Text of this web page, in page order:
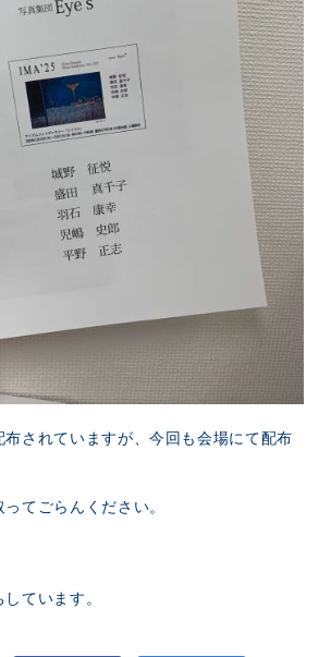
されていますが、今回も会場にて配布
てごらんください。
ています。